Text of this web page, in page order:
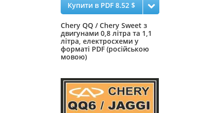
Купити в PDF 8.52 $
Chery QQ / Chery Sweet з
двигунами 0,8 літра та 1,1
літра, електросхеми у
форматі PDF (російською
мовою)